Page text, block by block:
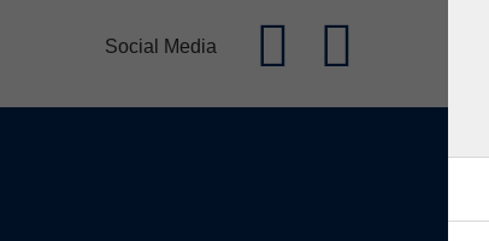
Social Media